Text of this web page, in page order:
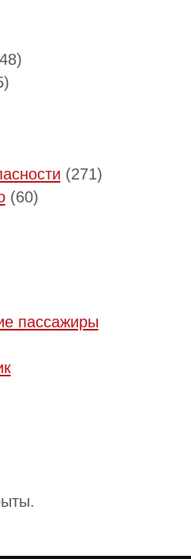
(271)
(60)
пассажиры